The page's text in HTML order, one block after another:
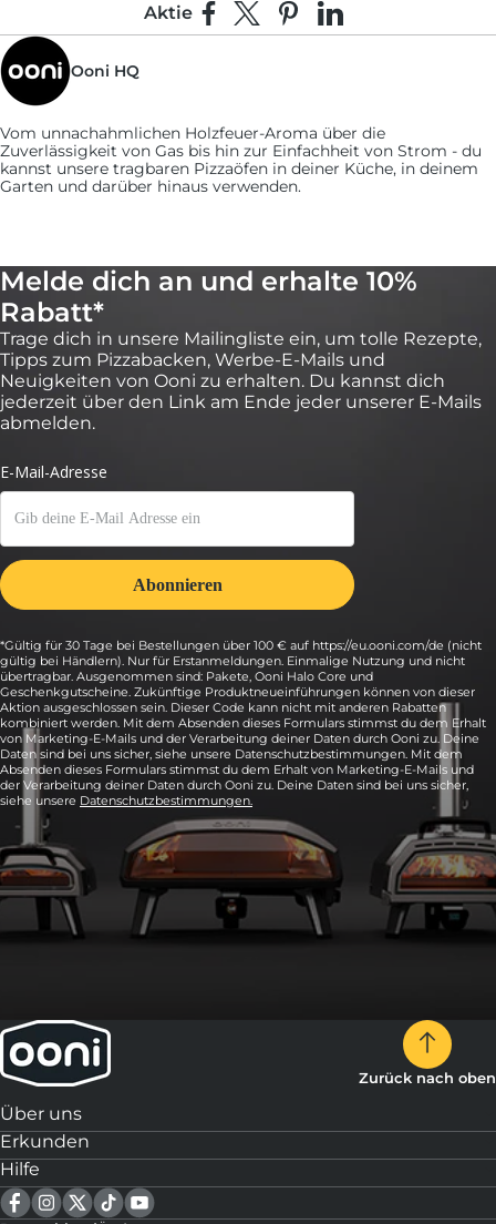
11:
Bestreiche jede Pizza mit ¼ der Pizzasauce, ¼
des Mozzarellas und ¼ des Parmesans.
12:
Nach 2 Minuten schaltest du sie wieder niedrig ein und lässt die
Pizza zu Ende backen. Dabei drehst du sie regelmäßig mit
einem Pizzaschieber für eine gleichmäßige Bräune für etwa 2
bis 3 weitere Minuten oder bis der Käse Blasen wirft und eine
tiefgoldene Farbe entwickelt hat.
13:
Jetzt kannst du deine Pizza schneiden, servieren
und genießen.
Wiederhole den Prozess mit den verbleibenden Teigkugeln.
Aktie Auf Facebook teilen
Teilen auf X
Auf Pinterest pinnen
Auf LinkedIn teilen
Ooni HQ
Vom unnachahmlichen Holzfeuer-Aroma über die
Zuverlässigkeit von Gas bis hin zur Einfachheit von Strom - du
kannst unsere tragbaren Pizzaöfen in deiner Küche, in deinem
Garten und darüber hinaus verwenden.
Melde dich an und erhalte 10%
Rabatt*
Trage dich in unsere Mailingliste ein, um tolle Rezepte,
Tipps zum Pizzabacken, Werbe-E-Mails und
Neuigkeiten von Ooni zu erhalten. Du kannst dich
jederzeit über den Link am Ende jeder unserer E-Mails
abmelden.
*Gültig für 30 Tage bei Bestellungen über 100 € auf https://eu.ooni.com/de (nicht
gültig bei Händlern). Nur für Erstanmeldungen. Einmalige Nutzung und nicht
übertragbar. Ausgenommen sind: Pakete, Ooni Halo Core und
Geschenkgutscheine. Zukünftige Produktneueinführungen können von dieser
Aktion ausgeschlossen sein. Dieser Code kann nicht mit anderen Rabatten
kombiniert werden. Mit dem Absenden dieses Formulars stimmst du dem Erhalt
von Marketing-E-Mails und der Verarbeitung deiner Daten durch Ooni zu. Deine
Daten sind bei uns sicher, siehe unsere Datenschutzbestimmungen. Mit dem
Absenden dieses Formulars stimmst du dem Erhalt von Marketing-E-Mails und
der Verarbeitung deiner Daten durch Ooni zu. Deine Daten sind bei uns sicher,
siehe unsere Datenschutzbestimmungen.
Zurück nach oben
Über uns
Erkunden
Hilfe